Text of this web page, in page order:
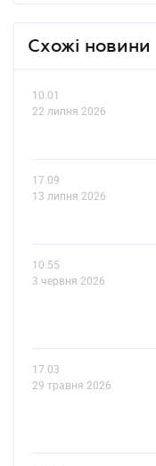
Схожі новини
10.01
22 липня 2026
17.09
13 липня 2026
10.55
3 червня 2026
17.03
29 травня 2026